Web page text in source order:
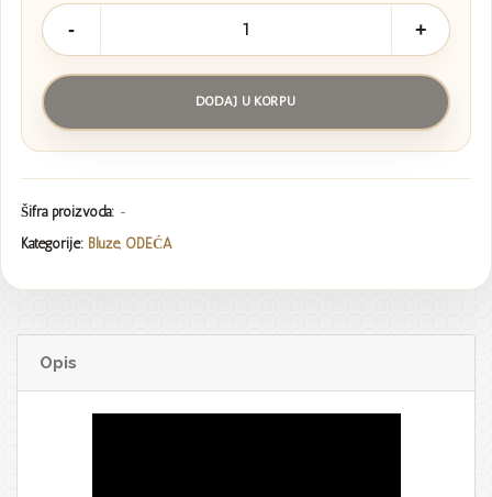
Bluza
količina
DODAJ U KORPU
Šifra proizvoda: -
Kategorije: Bluze, ODEĆA
Opis